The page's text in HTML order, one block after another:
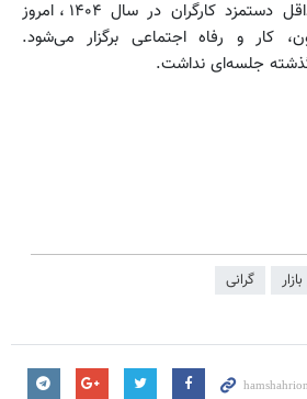
برای چانه‌زنی تعیین حداقل دستمزد کارگران در سال ۱۴۰۴، امروز
کار و رفاه اجتماعی برگزار می‌شود.
جلسه‌ای نداشت.
گرانی